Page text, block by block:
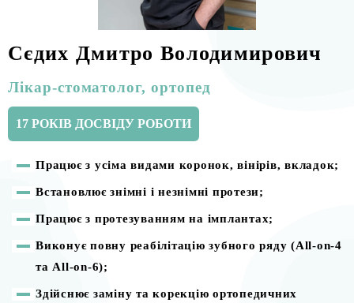
Сєдих Дмитро Володимирович
Лікар-стоматолог, ортопед
17 РОКІВ ДОСВІДУ РОБОТИ
Працює з усіма видами коронок, вінірів, вкладок;
Встановлює знімні і незнімні протези;
Працює з протезуванням на імплантах;
Виконує повну реабілітацію зубного ряду (All-on-4
та All-on-6);
Здійснює заміну та корекцію ортопедичних